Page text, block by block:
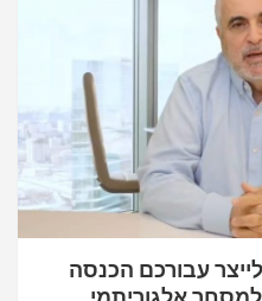
עבורכם הכנסה